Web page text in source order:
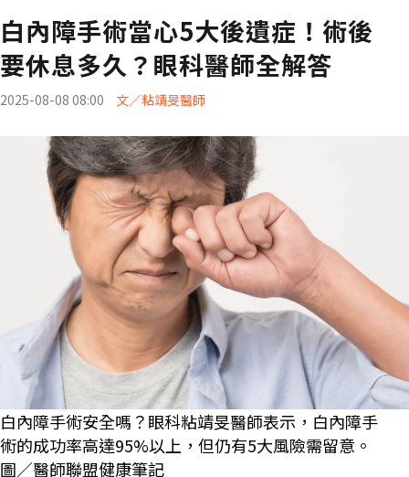
白內障手術當心5大後遺症！術後
要休息多久？眼科醫師全解答
2025-08-08 08:00 文／粘靖旻醫師
白內障手術安全嗎？眼科粘靖旻醫師表示，白內障手
術的成功率高達95%以上，但仍有5大風險需留意。
圖／醫師聯盟健康筆記